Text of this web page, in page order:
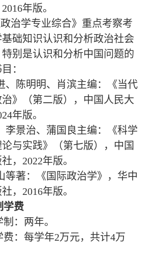
年版。
政治学专业综合》重点考察考
础知识认识和分析政治社会
别是认识和分析中国问题的
：
、陈明明、肖滨主编：《当代
》（第二版），中国人民大
年版。
李景治、蒲国良主编：《科学
与实践》（第七版），中国
，2022年版。
等著：《国际政治学》，华中
，2016年版。
学费
制：两年。
费：每学年2万元，共计4万